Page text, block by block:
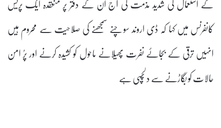
کانفرنس میں کہا کہ ڈی اروند سوچنے سمجھنے کی صلاحیت سے محروم ہیں
انہیں ترقی کے بجائے نفرت پھیلانے ماحول کو کشیدہ کرنے اور پرُ امن
حالات کو بگاڑنے سے دلچسپی ہے